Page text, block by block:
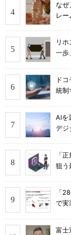
なぜ
レ
リ
一歩
ド
統制
AIを
デジ
「
狙う
「
で実
富士